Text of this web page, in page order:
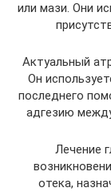
или мази. Они
Актуальный
Он
последнего
адгезию
Лечение
отека,